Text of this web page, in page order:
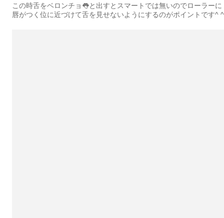
この時舌をベロンチョ👅と出すとスマートでは無いのでローラーに
唇がつく位に近づけて舌を見せないようにするのがポイントです^ ^